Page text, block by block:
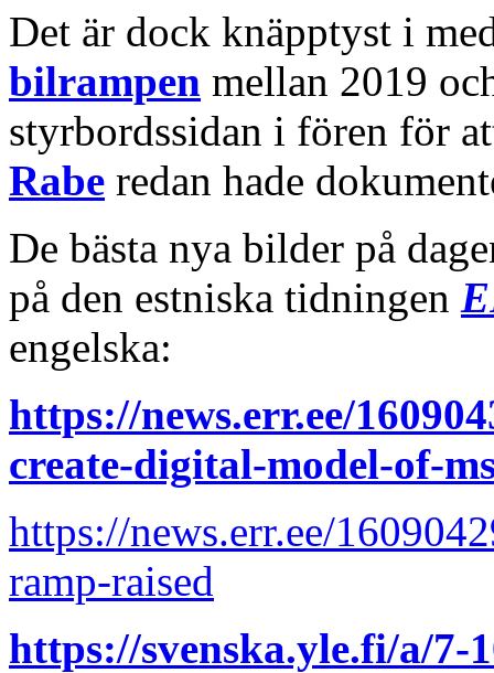
Det är dock knäpptyst i
bilrampen mellan 2019
styrbordssidan i fören för
Rabe redan hade
De bästa nya bilder på
på den estniska tidningen
engelska:
https://news.err.ee/
create-digital-model-of-
https://news.err.ee/
ramp-raised
https://svenska.yle.fi/a/7-